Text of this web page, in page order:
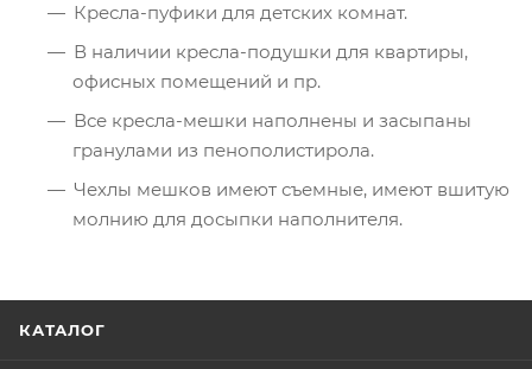
Кресла-пуфики для детских комнат.
В наличии кресла-подушки для квартиры,
офисных помещений и пр.
Все кресла-мешки наполнены и засыпаны
гранулами из пенополистирола.
Чехлы мешков имеют съемные, имеют вшитую
молнию для досыпки наполнителя.
КАТАЛОГ